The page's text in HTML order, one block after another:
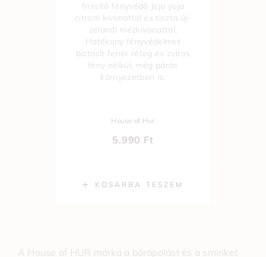
KOSÁRBA TESZEM
frissítő fényvédő Jeju yuja
citrom kivonattal és tiszta új-
zélandi mézkivonattal.
Hatékony fényvédelmet
biztosít fehér réteg és zsíros
fény nélkül, még párás
környezetben is.
House of Hur
5.990 Ft
A House of HUR márka a bőrápolást és a sminket